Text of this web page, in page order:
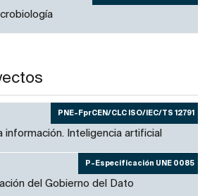
PNE-FprCEN/CLC ISO/IEC/TS 12791
información. Inteligencia artificial
P-Especificación UNE 0085
del Gobierno del Dato